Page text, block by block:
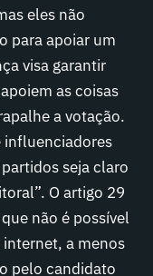
eles não
para apoiar um
visa garantir
as coisas
a votação.
influenciadores
seja claro
O artigo 29
não é possível
a menos
pelo candidato